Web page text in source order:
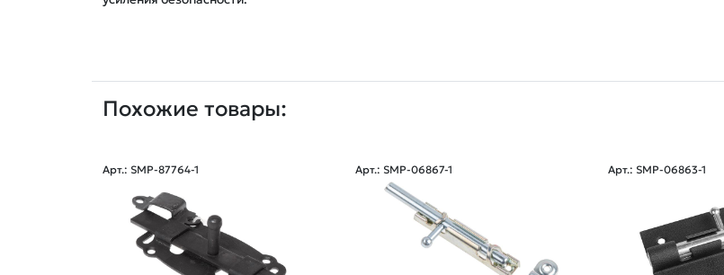
Похожие товары:
Арт.: SMP-87764-1 Арт.: SMP-06867-1 Арт.: SMP-06863-1